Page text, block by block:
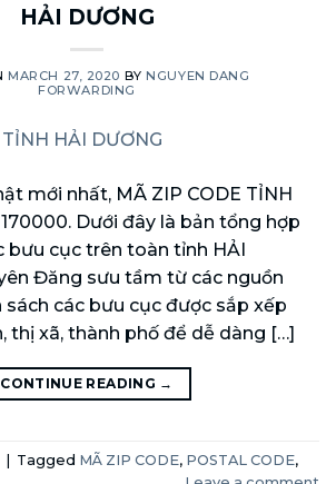
HẢI DƯƠNG
MARCH 27, 2020 BY NGUYEN DANG
FORWARDING
mới nhất, MÃ ZIP CODE TỈNH
Dưới đây là bản tổng hợp
bưu cục trên toàn tỉnh HẢI
Đăng sưu tầm từ các nguồn
sách các bưu cục được sắp xếp
thị xã, thành phố để dễ dàng […]
CONTINUE READING →
| Tagged MÃ ZIP CODE, POSTAL CODE,